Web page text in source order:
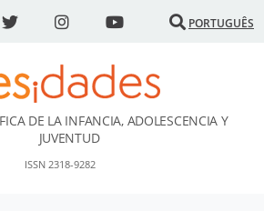
PORTUGUÊS
DESidades
DE LA INFANCIA, ADOLESCENCIA Y
JUVENTUD
ISSN 2318-9282